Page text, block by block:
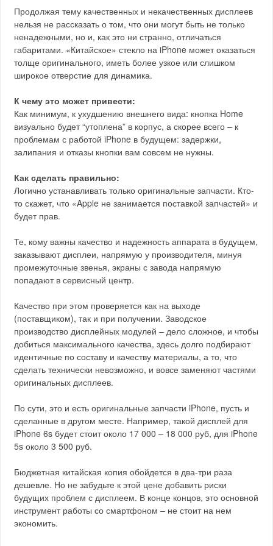
Продолжая тему качественных и некачественных дисплеев
нельзя не рассказать о том, что они могут быть не только
ненадежными, но и, как это ни странно, отличаться
габаритами. «Китайское» стекло на iPhone может оказаться
толще оригинального, иметь более узкое или слишком
широкое отверстие для динамика.
К чему это может привести:
Как минимум, к ухудшению внешнего вида: кнопка Home
визуально будет “утоплена” в корпус, а скорее всего – к
проблемам с работой iPhone в будущем: задержки,
залипания и отказы кнопки вам совсем не нужны.
Как сделать правильно:
Логично устанавливать только оригинальные запчасти. Кто-
то скажет, что «Apple не занимается поставкой запчастей» и
будет прав.
Те, кому важны качество и надежность аппарата в будущем,
заказывают дисплеи, напрямую у производителя, минуя
промежуточные звенья, экраны с завода напрямую
попадают в сервисный центр.
Качество при этом проверяется как на выходе
(поставщиком), так и при получении. Заводское
производство дисплейных модулей – дело сложное, и чтобы
добиться максимального качества, здесь долго подбирают
идентичные по составу и качеству материалы, а то, что
сделать технически невозможно, и вовсе заменяют частями
оригинальных дисплеев.
По сути, это и есть оригинальные запчасти iPhone, пусть и
сделанные в другом месте. Например, такой дисплей для
iPhone 6s будет стоит около 17 000 – 18 000 руб, для iPhone
5s около 3 500 руб.
Бюджетная китайская копия обойдется в два-три раза
дешевле. Но не забудьте к этой цене добавить риски
будущих проблем с дисплеем. В конце концов, это основной
инструмент работы со смартфоном – не стоит на нем
экономить.